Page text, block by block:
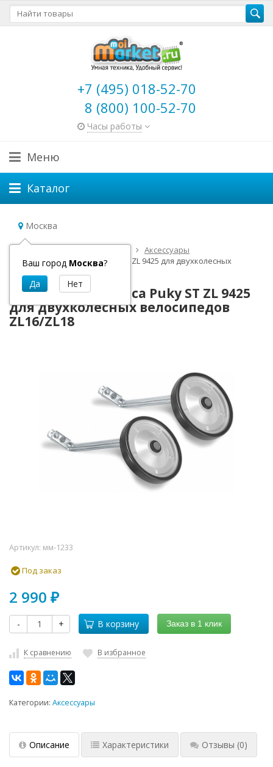
+7 (495) 018-52-70
8 (800) 100-52-70
Часы работы
Меню
Каталог
Москва
Ваш город Москва?
Главная Детский транспорт
Аксессуары
Приставные колеса Puky ST ZL 9425 для двухколесных
велосипедов ZL16/ZL18
Приставные колеса Puky ST ZL 9425
для двухколесных велосипедов
ZL16/ZL18
Артикул: мм-1233
Под заказ
2 990 ₽
- + В корзину Заказ в 1 клик
К сравнению В избранное
Категории: Аксессуары
Описание Характеристики Отзывы (0)